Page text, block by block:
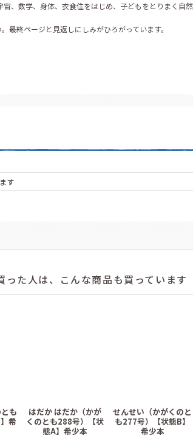
、数学、身体、衣食住をはじめ、子どもをとりまく自
最終ページと見返しにしみがひろがっています。
す
った人は、こんな商品も買っています
も
希
はだか はだか（かが
くのとも288号）【状
態A】希少本
せんせい（かがくのと
も277号）【状態B】
希少本